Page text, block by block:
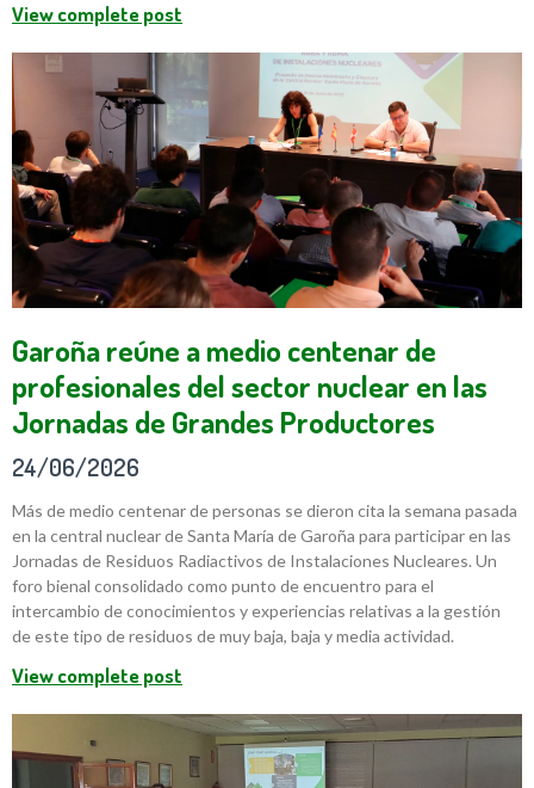
View complete post
Garoña reúne a medio centenar de
profesionales del sector nuclear en las
Jornadas de Grandes Productores
24/06/2026
Más de medio centenar de personas se dieron cita la semana pasada
en la central nuclear de Santa María de Garoña para participar en las
Jornadas de Residuos Radiactivos de Instalaciones Nucleares. Un
foro bienal consolidado como punto de encuentro para el
intercambio de conocimientos y experiencias relativas a la gestión
de este tipo de residuos de muy baja, baja y media actividad.
View complete post